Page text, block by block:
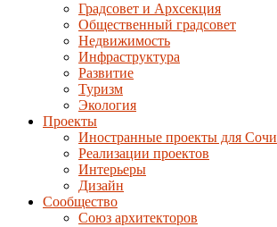
Градсовет и Архсекция
Общественный градсовет
Недвижимость
Инфраструктура
Развитие
Туризм
Экология
Проекты
Иностранные проекты для Сочи
Реализации проектов
Интерьеры
Дизайн
Сообщество
Союз архитекторов